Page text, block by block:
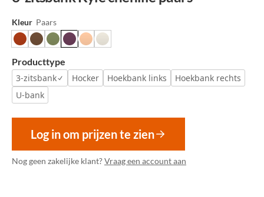
Kleur Paars
Producttype
3-zitsbank
Hocker Hoekbank links
Hoekbank rechts
U-bank
Log in om prijzen te zien
Nog geen zakelijke klant?Vraag een account aan